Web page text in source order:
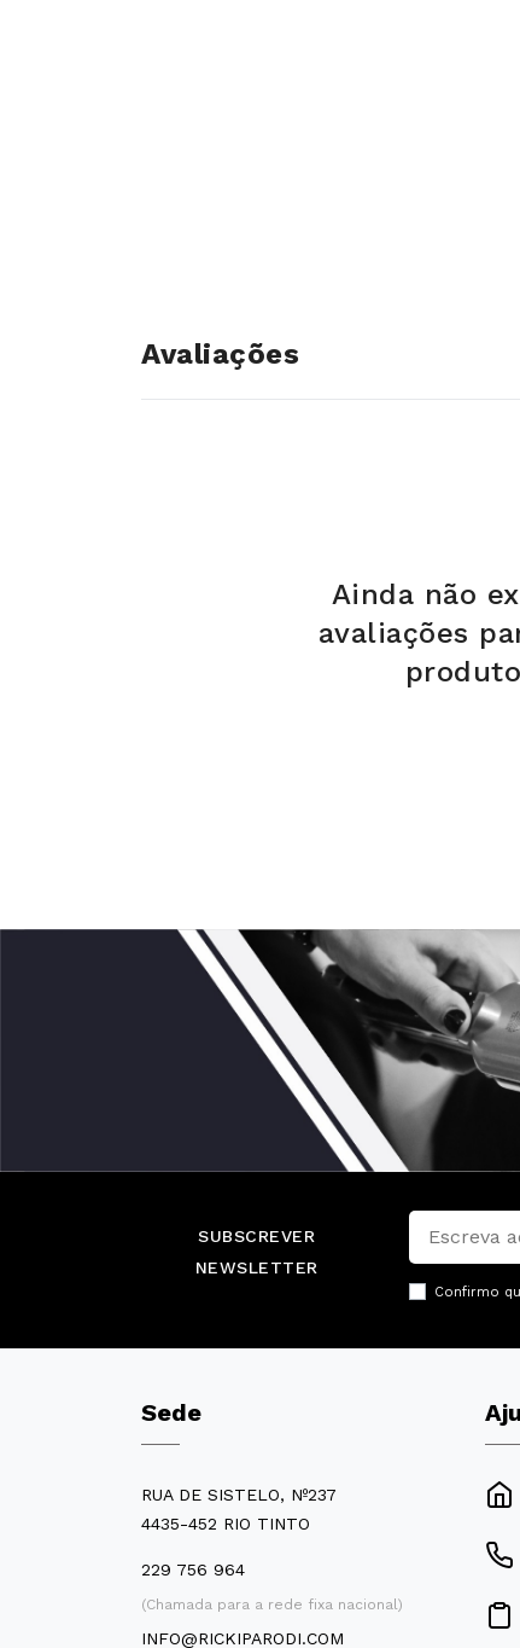
Avaliações
Ainda não
avaliações
SUBSCREVER
NEWSLETTER
Confirmo
Sede
RUA DE SISTELO, Nº237
4435-452 RIO TINTO
229 756 964
(Chamada para a rede fixa nacional)
INFO@RICKIPARODI.COM